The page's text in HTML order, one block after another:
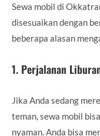
Sewa mobil di
disesuaikan dengan
beberapa alasan
1. Perjalanan
Jika Anda sedang
teman, sewa mobil
nyaman. Anda bisa